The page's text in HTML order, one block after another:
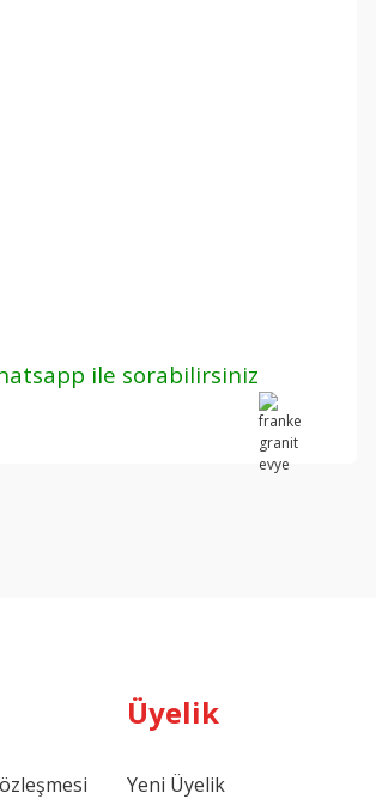
ile sorabilirsiniz
Üyelik
Yeni Üyelik